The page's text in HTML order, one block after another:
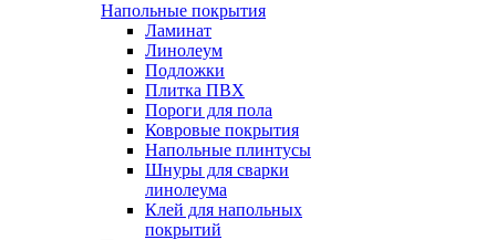
Напольные покрытия
Ламинат
Линолеум
Подложки
Плитка ПВХ
Пороги для пола
Ковровые покрытия
Напольные плинтусы
Шнуры для сварки
линолеума
Клей для напольных
покрытий